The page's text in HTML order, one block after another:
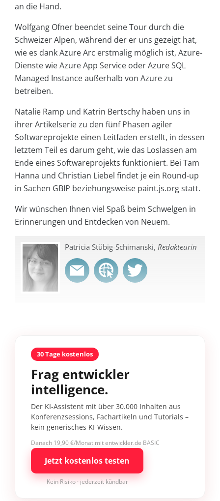
an die Hand.
Wolfgang Ofner beendet seine Tour durch die
Schweizer Alpen, während der er uns gezeigt hat,
wie es dank Azure Arc erstmalig möglich ist, Azure-
Dienste wie Azure App Service oder Azure SQL
Managed Instance außerhalb von Azure zu
betreiben.
Natalie Ramp und Katrin Bertschy haben uns in
ihrer Artikelserie zu den fünf Phasen agiler
Softwareprojekte einen Leitfaden erstellt, in dessen
letztem Teil es darum geht, wie das Loslassen am
Ende eines Softwareprojekts funktioniert. Bei Tam
Hanna und Christian Liebel findet je ein Round-up
in Sachen GBIP beziehungsweise paint.js.org statt.
Wir wünschen Ihnen viel Spaß beim Schwelgen in
Erinnerungen und Entdecken von Neuem.
Patricia Stübig-Schimanski,Redakteurin
30 Tage kostenlos
Frag entwickler
intelligence.
Der KI-Assistent mit über 30.000 Inhalten aus
Konferenzsessions, Fachartikeln und Tutorials –
kein generisches KI-Wissen.
Danach 19,90 €/Monat mit entwickler.de BASIC
Jetzt kostenlos testen
Kein Risiko · jederzeit kündbar